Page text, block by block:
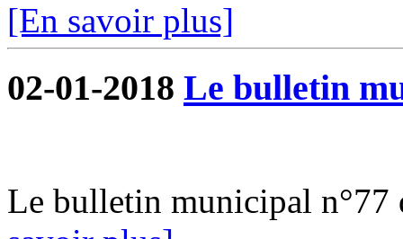
[En savoir plus]
02-01-2018 Le bulletin
Le bulletin municipal n°77